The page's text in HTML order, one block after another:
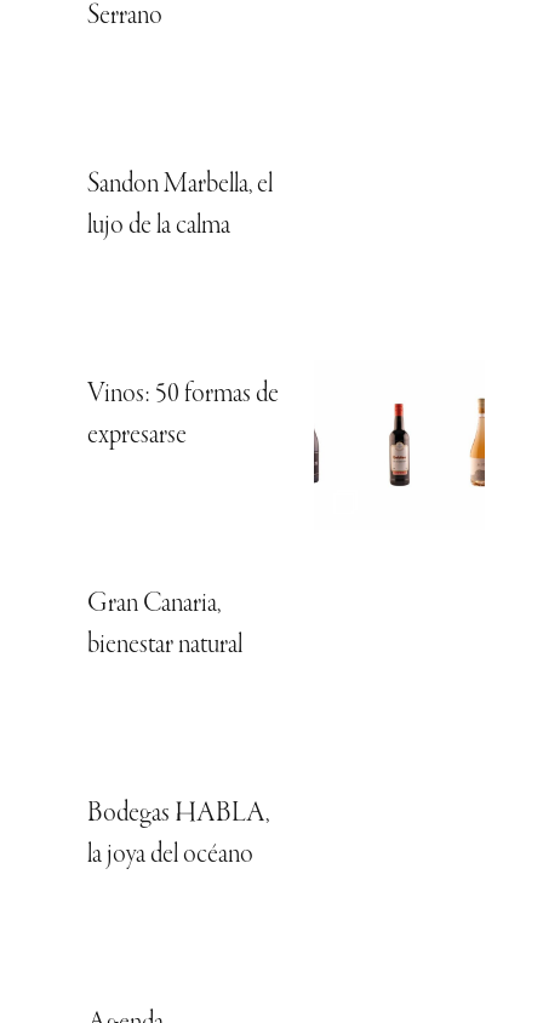
Serrano
Sandon Marbella, el
lujo de la calma
Vinos: 50 formas de
expresarse
Gran Canaria,
bienestar natural
Bodegas HABLA,
la joya del océano